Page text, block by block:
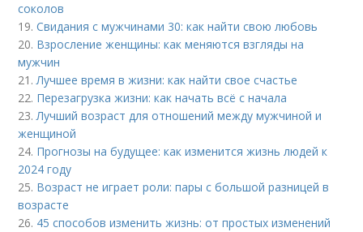
соколов
19.Свидания с мужчинами 30: как найти свою любовь
20. Взросление женщины: как меняются взгляды на
мужчин
21.Лучшее время в жизни: как найти свое счастье
22. Перезагрузка жизни: как начать всё с начала
23.Лучший возраст для отношений между мужчиной и
женщиной
24. Прогнозы на будущее: как изменится жизнь людей к
2024 году
25. Возраст не играет роли: пары с большой разницей в
возрасте
26. 45 способов изменить жизнь: от простых изменений